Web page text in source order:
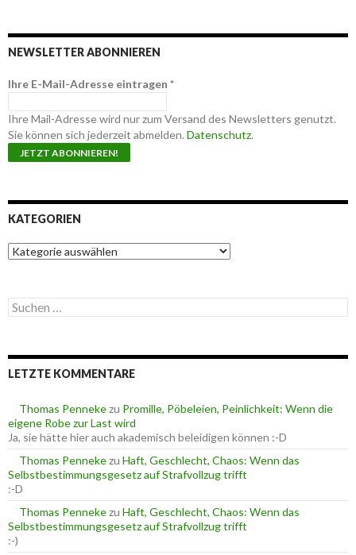
NEWSLETTER ABONNIEREN
Ihre E-Mail-Adresse eintragen *
Ihre Mail-Adresse wird nur zum Versand des Newsletters genutzt.
Sie können sich jederzeit abmelden. Datenschutz.
KATEGORIEN
K
a
g
o
n
S
u
e
n
c
h
:
LETZTE KOMMENTARE
Thomas Pennekezu Promille, Pöbeleien, Peinlichkeit: Wenn die
eigene Robe zur Last wird
Ja, sie hätte hier auch akademisch beleidigen können :-D
Thomas Pennekezu Haft, Geschlecht, Chaos: Wenn das
Selbstbestimmungsgesetz auf Strafvollzug trifft
:-D
Thomas Pennekezu Haft, Geschlecht, Chaos: Wenn das
Selbstbestimmungsgesetz auf Strafvollzug trifft
:-)